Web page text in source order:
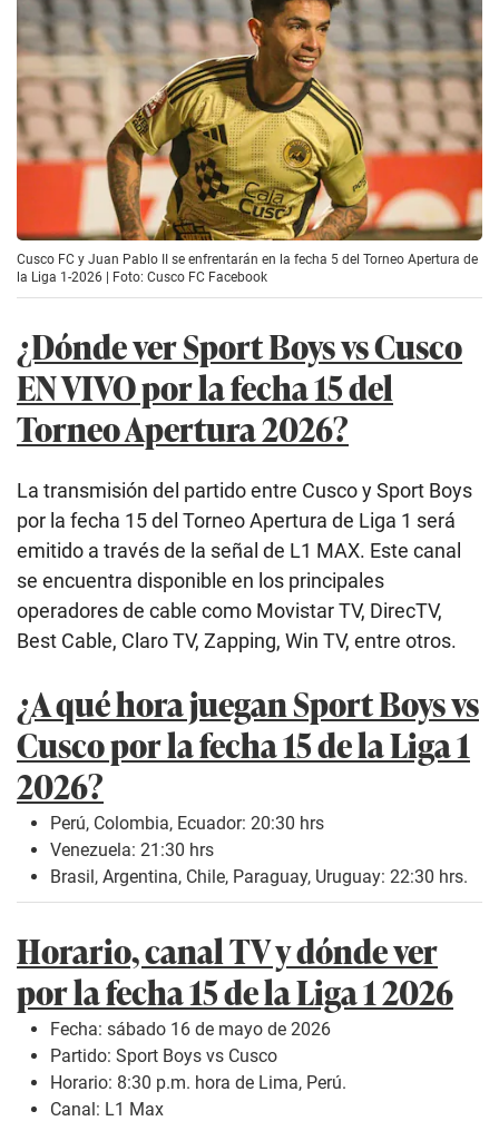
Cusco FC y Juan Pablo II se enfrentarán en la fecha 5 del Torneo Apertura de
la Liga 1-2026 | Foto: Cusco FC Facebook
¿Dónde ver Sport Boys vs Cusco
EN VIVO por la fecha 15 del
Torneo Apertura 2026?
La transmisión del partido entre Cusco y Sport Boys
por la fecha 15 del Torneo Apertura de Liga 1 será
emitido a través de la señal de L1 MAX. Este canal
se encuentra disponible en los principales
operadores de cable como Movistar TV, DirecTV,
Best Cable, Claro TV, Zapping, Win TV, entre otros.
¿A qué hora juegan Sport Boys vs
Cusco por la fecha 15 de la Liga 1
2026?
Perú, Colombia, Ecuador: 20:30 hrs
Venezuela: 21:30 hrs
Brasil, Argentina, Chile, Paraguay, Uruguay: 22:30 hrs.
Horario, canal TV y dónde ver
por la fecha 15 de la Liga 1 2026
Fecha: sábado 16 de mayo de 2026
Partido: Sport Boys vs Cusco
Horario: 8:30 p.m. hora de Lima, Perú.
Canal: L1 Max